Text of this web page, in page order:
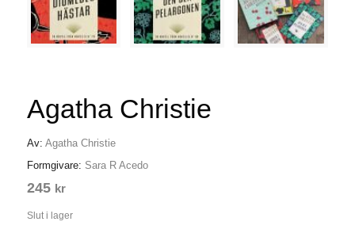
Agatha Christie
Av: Agatha Christie
Formgivare: Sara R Acedo
245 kr
Slut i lager